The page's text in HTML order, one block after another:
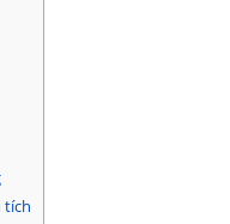
tích